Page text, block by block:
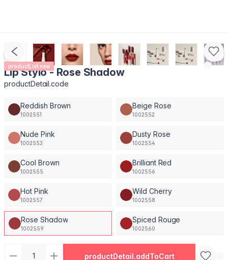
productList.new
Lip Stylo - Rose Shadow
productDetail.code
Reddish Brown
1002551
Beige Rose
1002552
Nude Pink
1002553
Dusty Rose
1002554
Cool Brown
1002555
Brilliant Red
1002556
Hot Pink
1002557
Wild Cherry
1002558
Rose Shadow
1002559
Spiced Rouge
1002560
productDetail.addToCart